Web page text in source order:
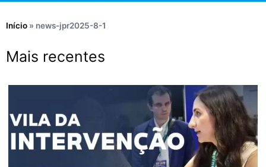
Início » news-jpr2025-8-1
Mais recentes